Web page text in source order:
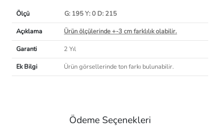
Ölçü
G: 195 Y: 0 D: 215
Açıklama
Ürün ölçülerinde +-3 cm farklılık olabilir.
Garanti
2 Yıl
Ek Bilgi
Ürün görsellerinde ton farkı bulunabilir.
Ödeme Seçenekleri